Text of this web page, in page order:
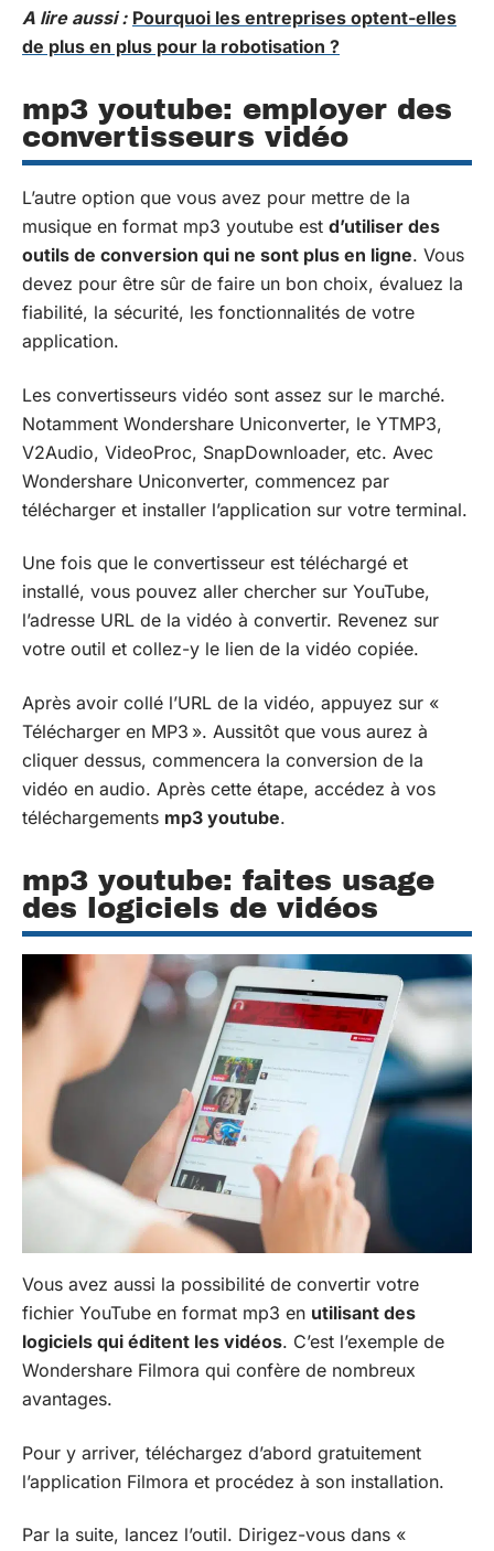
A lire aussi : Pourquoi les entreprises optent-elles
de plus en plus pour la robotisation ?
mp3 youtube: employer des
convertisseurs vidéo
L’autre option que vous avez pour mettre de la
musique en format mp3 youtube est d’utiliser des
outils de conversion qui ne sont plus en ligne. Vous
devez pour être sûr de faire un bon choix, évaluez la
fiabilité, la sécurité, les fonctionnalités de votre
application.
Les convertisseurs vidéo sont assez sur le marché.
Notamment Wondershare Uniconverter, le YTMP3,
V2Audio, VideoProc, SnapDownloader, etc. Avec
Wondershare Uniconverter, commencez par
télécharger et installer l’application sur votre terminal.
Une fois que le convertisseur est téléchargé et
installé, vous pouvez aller chercher sur YouTube,
l’adresse URL de la vidéo à convertir. Revenez sur
votre outil et collez-y le lien de la vidéo copiée.
Après avoir collé l’URL de la vidéo, appuyez sur «
Télécharger en MP3 ». Aussitôt que vous aurez à
cliquer dessus, commencera la conversion de la
vidéo en audio. Après cette étape, accédez à vos
téléchargements mp3 youtube.
mp3 youtube: faites usage
des logiciels de vidéos
Vous avez aussi la possibilité de convertir votre
fichier YouTube en format mp3 en utilisant des
logiciels qui éditent les vidéos. C’est l’exemple de
Wondershare Filmora qui confère de nombreux
avantages.
Pour y arriver, téléchargez d’abord gratuitement
l’application Filmora et procédez à son installation.
Par la suite, lancez l’outil. Dirigez-vous dans «